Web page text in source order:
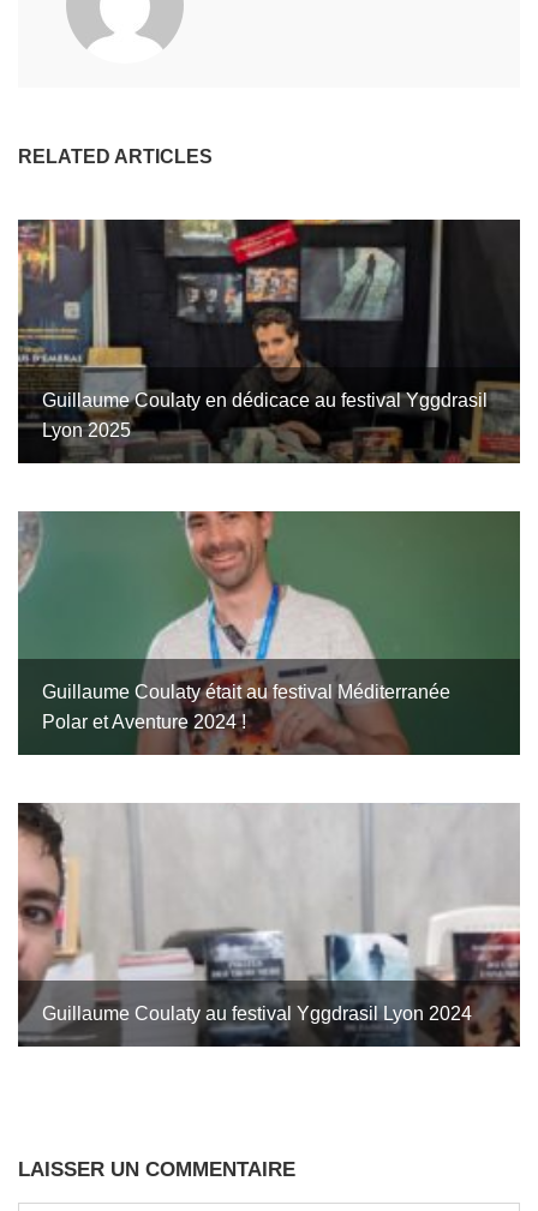
RELATED ARTICLES
Guillaume Coulaty en dédicace au festival Yggdrasil
Lyon 2025
Guillaume Coulaty était au festival Méditerranée
Polar et Aventure 2024 !
Guillaume Coulaty au festival Yggdrasil Lyon 2024
LAISSER UN COMMENTAIRE